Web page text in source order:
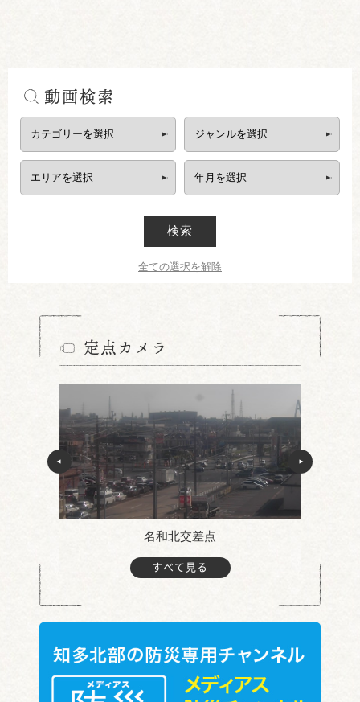
動画検索
検索
全ての選択を解除
定点カメラ
名和北交差点
すべて見る